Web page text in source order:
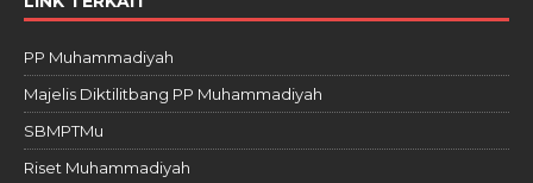
PP Muhammadiyah
Majelis Diktilitbang PP Muhammadiyah
SBMPTMu
Riset Muhammadiyah